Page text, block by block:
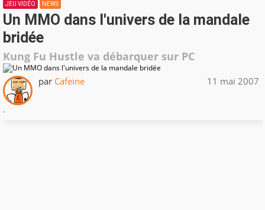
JEU VIDÉO NEWS
Un MMO dans l'univers de la mandale
bridée
Kung Fu Hustle va débarquer sur PC
par Cafeine 11 mai 2007
.